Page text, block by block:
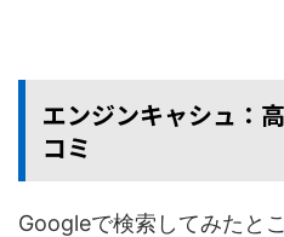
エンジンキャシュ：
コミ
Googleで検索してみたと